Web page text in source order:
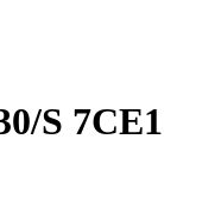
S 7CE1